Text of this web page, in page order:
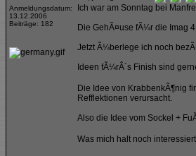
Anmeldungsdatum:
13.12.2006
Beiträge: 182
Ich war am Sonntag bei
Die GehÃ¤use fÃ¼r die Imag
Jetzt Ã¼berlege ich noch
Ideen fÃ¼rÂ´s Finish sind
Die Idee von KrabbenkÃ¶nig
Refflektionen verursacht.
Also die Idee vom Sockel +
Was mich halt noch